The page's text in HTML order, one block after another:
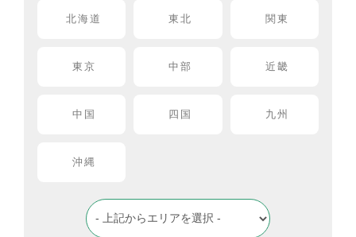
北海道 東北 関東
東京 中部 近畿
中国 四国 九州
沖縄